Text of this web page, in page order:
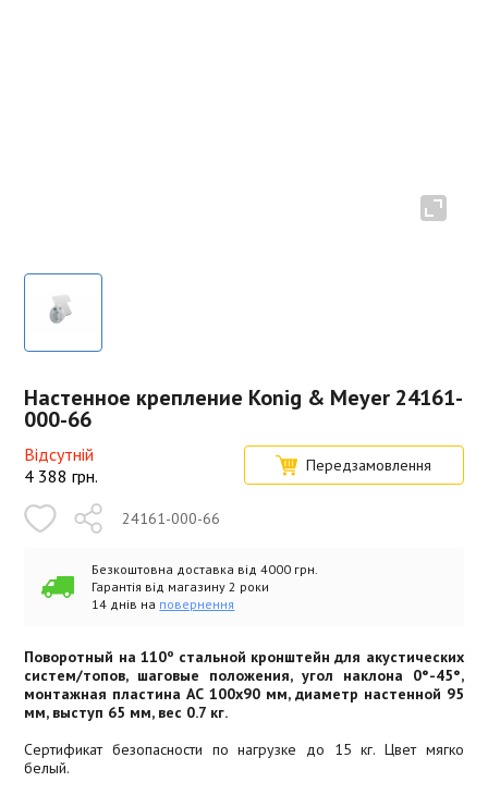
Настенное крепление Konig & Meyer 24161-
000-66
Відсутній
4 388 грн. Передзамовлення
24161-000-66
Безкоштовна доставка від 4000 грн.
Гарантія від магазину 2 роки
14 днів на повернення
Поворотный на 110º стальной кронштейн для акустических
систем/топов, шаговые положения, угол наклона 0°-45°,
монтажная пластина АС 100x90 мм, диаметр настенной 95
мм, выступ 65 мм, вес 0.7 кг.
Сертификат безопасности по нагрузке до 15 кг. Цвет мягко
белый.